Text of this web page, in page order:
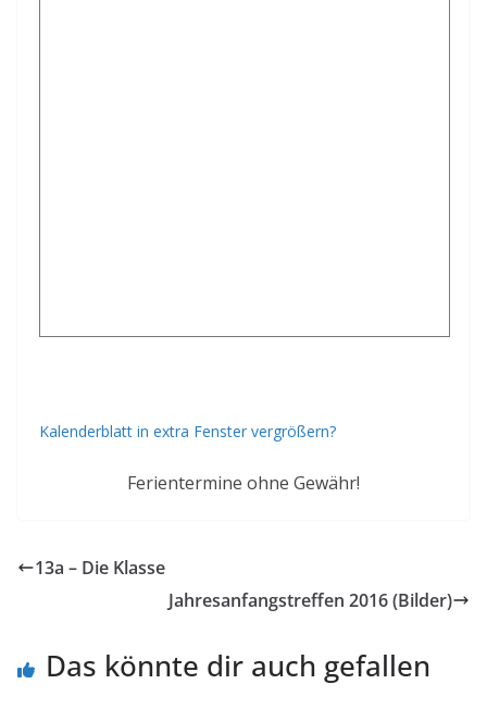
Kalenderblatt in extra Fenster vergrößern?
Ferientermine ohne Gewähr!
13a – Die Klasse
Jahresanfangstreffen 2016 (Bilder)
Das könnte dir auch gefallen